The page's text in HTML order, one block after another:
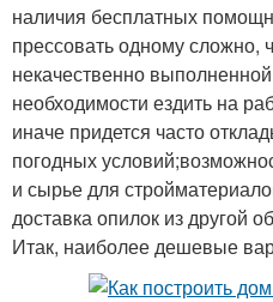
наличия бесплатных
прессовать одному сложно,
некачественно
необходимости ездить на
иначе придется часто
погодных
и сырье для
доставка опилок из другой
Итак, наиболее дешевые